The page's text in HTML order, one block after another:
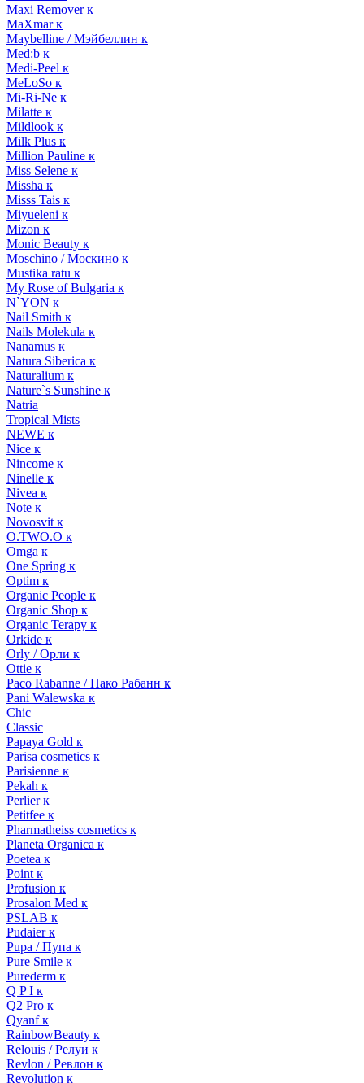
Maxi Remover к
MaXmar к
Maybelline / Мэйбеллин к
Med:b к
Medi-Peel к
MeLoSo к
Mi-Ri-Ne к
Milatte к
Mildlook к
Milk Plus к
Million Pauline к
Miss Selene к
Missha к
Misss Tais к
Miyueleni к
Mizon к
Monic Beauty к
Moschino / Москино к
Mustika ratu к
My Rose of Bulgaria к
N`YON к
Nail Smith к
Nails Molekula к
Nanamus к
Natura Siberica к
Naturalium к
Nature`s Sunshine к
Natria
Tropical Mists
NEWE к
Nice к
Nincome к
Ninelle к
Nivea к
Note к
Novosvit к
O.TWO.O к
Omga к
One Spring к
Optim к
Organic People к
Organic Shop к
Organic Terapy к
Orkide к
Orly / Орли к
Ottie к
Paco Rabanne / Пако Рабанн к
Pani Walewska к
Chic
Classic
Papaya Gold к
Parisa cosmetics к
Parisienne к
Pekah к
Perlier к
Petitfee к
Pharmatheiss cosmetics к
Planeta Organica к
Poetea к
Point к
Profusion к
Prosalon Med к
PSLAB к
Pudaier к
Pupa / Пупа к
Pure Smile к
Purederm к
Q P I к
Q2 Pro к
Qyanf к
RainbowBeauty к
Relouis / Релуи к
Revlon / Ревлон к
Revolution к